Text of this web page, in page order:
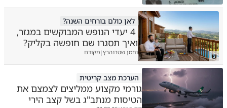
ש
לאן כולם בורחים השנה?
4 יעדי הנופש המבוקשים במגזר,
ואיך תסגרו שם חופשה בקליק?
נחמן שטרנהרץ|מקודם
הערכת מצב קריטית
גורמי מקצוע ממליצים לצמצם את
הטיסות מנתב"ג בשל קצב הירי